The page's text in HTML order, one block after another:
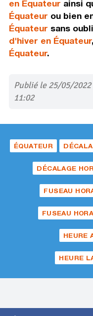
en Équateur ainsi
Équateur ou bien
Équateur sans
d'hiver en Équateur,
Équateur.
Publié le 25/05/2022
11:02
ÉQUATEUR
DÉCALAGE
FUSEAU
FUSEAU
HEURE
HEURE